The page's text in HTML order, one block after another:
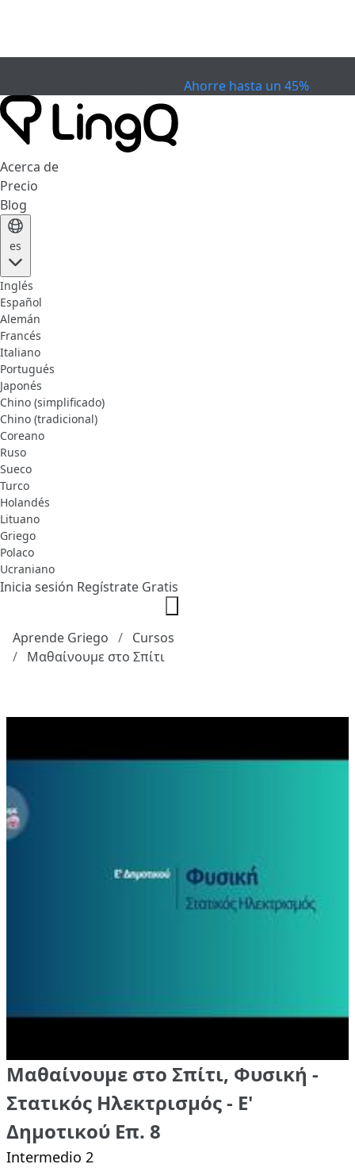
Ahorre hasta un 45%
Acerca de
Precio
Blog
es
Inglés
Español
Alemán
Francés
Italiano
Portugués
Japonés
Chino (simplificado)
Chino (tradicional)
Coreano
Ruso
Sueco
Turco
Holandés
Lituano
Griego
Polaco
Ucraniano
Inicia sesión Regístrate Gratis
Aprende Griego
Cursos
Μαθαίνουμε στο Σπίτι
Μαθαίνουμε στο Σπίτι, Φυσική -
Στατικός Ηλεκτρισμός - Ε'
Δημοτικού Επ. 8
Intermedio 2